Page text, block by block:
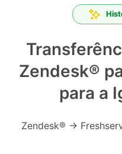
Zendesk®
para a
Zendesk® →